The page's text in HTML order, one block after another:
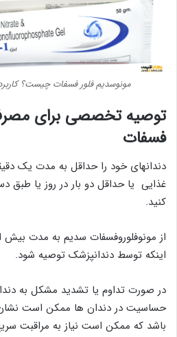
مونوسدیم فلور فسفات چیست؟
توصیه تخصصی برای
فسفات
دندانهای خود را حداقل به مدت یک
غذایی یا حداقل دو بار در روز یا طبق
کنید.
اینکه توسط دندانپزشک توصیه شود.
در صورت تداوم یا تشدید مشکل به
حساسیت در دندان ها ممکن است
باشد که ممکن است نیاز به مراقبت